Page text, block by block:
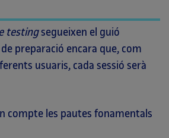
testingsegueixen el guió
preparació encara que, com
usuaris, cada sessió serà
compte les pautes fonamentals